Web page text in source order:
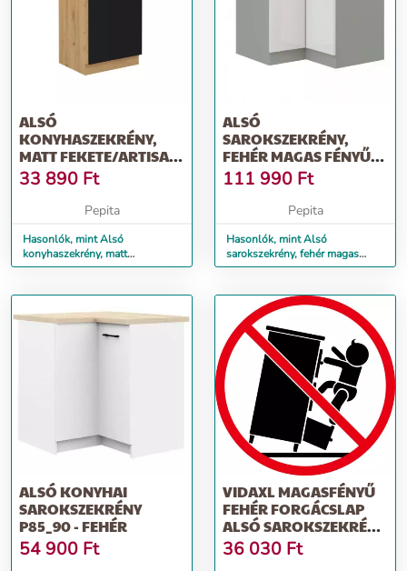
ALSÓ
KONYHASZEKRÉNY,
MATT FEKETE/ARTISAN
TÖLGY, MONRO 60 D 1F
BB
33 890 Ft
Pepita
Hasonlók, mint Alsó
konyhaszekrény, matt
fekete/artisan tölgy, MONRO 60
ALSÓ
SAROKSZEKRÉNY,
FEHÉR MAGAS FÉNYŰ
FEHÉR, PRADO 90/90
DN ZB
111 990 Ft
Pepita
Hasonlók, mint Alsó
sarokszekrény, fehér magas
fényű fehér, PRADO 90/90 DN
ALSÓ KONYHAI
SAROKSZEKRÉNY
P85_90 - FEHÉR
54 900 Ft
VIDAXL MAGASFÉNYŰ
FEHÉR FORGÁCSLAP
ALSÓ SAROKSZEKRÉNY
75,5X75,5X80,5CM
36 030 Ft